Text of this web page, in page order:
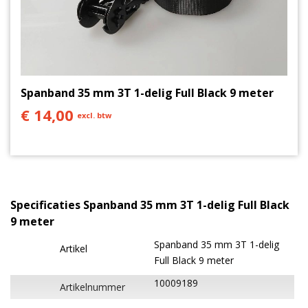
EN12195-2 normering. De spanbanden worden
gefabriceerd in Nederland. Daarnaast zijn de
spanbanden voorzien van een ingenaaid blauw
Heb je vragen of zoek je een maatwerk oplossing,
dan kun je contact opnemen via 0511 767 005
of mail.
Spanband 35 mm 3T 1-delig Full Black 9 meter
€ 14,00 excl. btw
Specificaties Spanband 35 mm 3T 1-delig Full Black
9 meter
Artikel
Spanband 35 mm 3T 1-delig
Full Black 9 meter
Artikelnummer 10009189